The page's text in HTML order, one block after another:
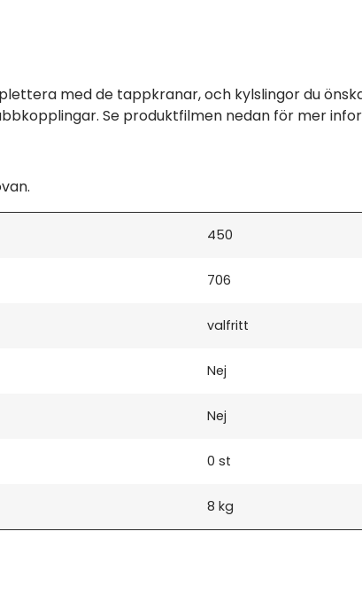
med de tappkranar, och kylslingor du
Se produktfilmen nedan för mer
450
706
valfritt
Nej
Nej
0 st
8 kg